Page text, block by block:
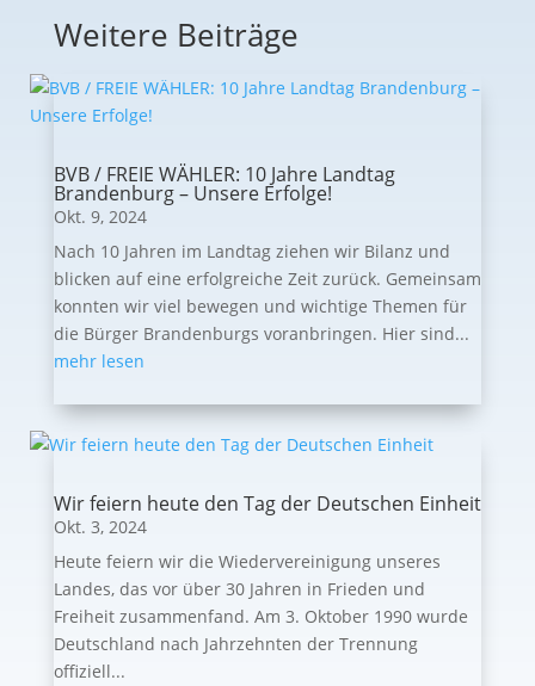
Weitere Beiträge
BVB / FREIE WÄHLER: 10 Jahre Landtag
Brandenburg – Unsere Erfolge!
Okt. 9, 2024
Nach 10 Jahren im Landtag ziehen wir Bilanz und
blicken auf eine erfolgreiche Zeit zurück. Gemeinsam
konnten wir viel bewegen und wichtige Themen für
die Bürger Brandenburgs voranbringen. Hier sind...
mehr lesen
Wir feiern heute den Tag der Deutschen Einheit
Okt. 3, 2024
Heute feiern wir die Wiedervereinigung unseres
Landes, das vor über 30 Jahren in Frieden und
Freiheit zusammenfand. Am 3. Oktober 1990 wurde
Deutschland nach Jahrzehnten der Trennung
offiziell...